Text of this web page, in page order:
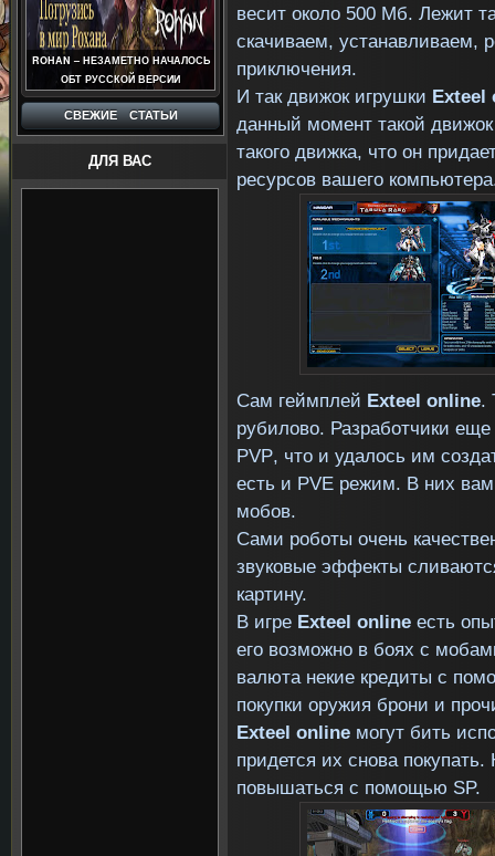
ROHAN – НЕЗАМЕТНО НАЧАЛОСЬ
ОБТ РУССКОЙ ВЕРСИИ
СВЕЖИЕ СТАТЬИ
ДЛЯ ВАС
весит около 500 Мб. Лежит
скачиваем, устанавливаем,
приключения.
И так движок игрушки Exteel
данный момент такой
такого движка, что он
ресурсов вашего
Сам геймплей Exteel online.
рубилово. Разработчики
PVP, что и удалось им
есть и PVE режим. В них вам
мобов.
Сами роботы очень
звуковые эффекты
картину.
В игре Exteel online есть
его возможно в боях с
валюта некие кредиты с
покупки оружия брони и
Exteel online могут бить
придется их снова
повышаться с помощью SP.